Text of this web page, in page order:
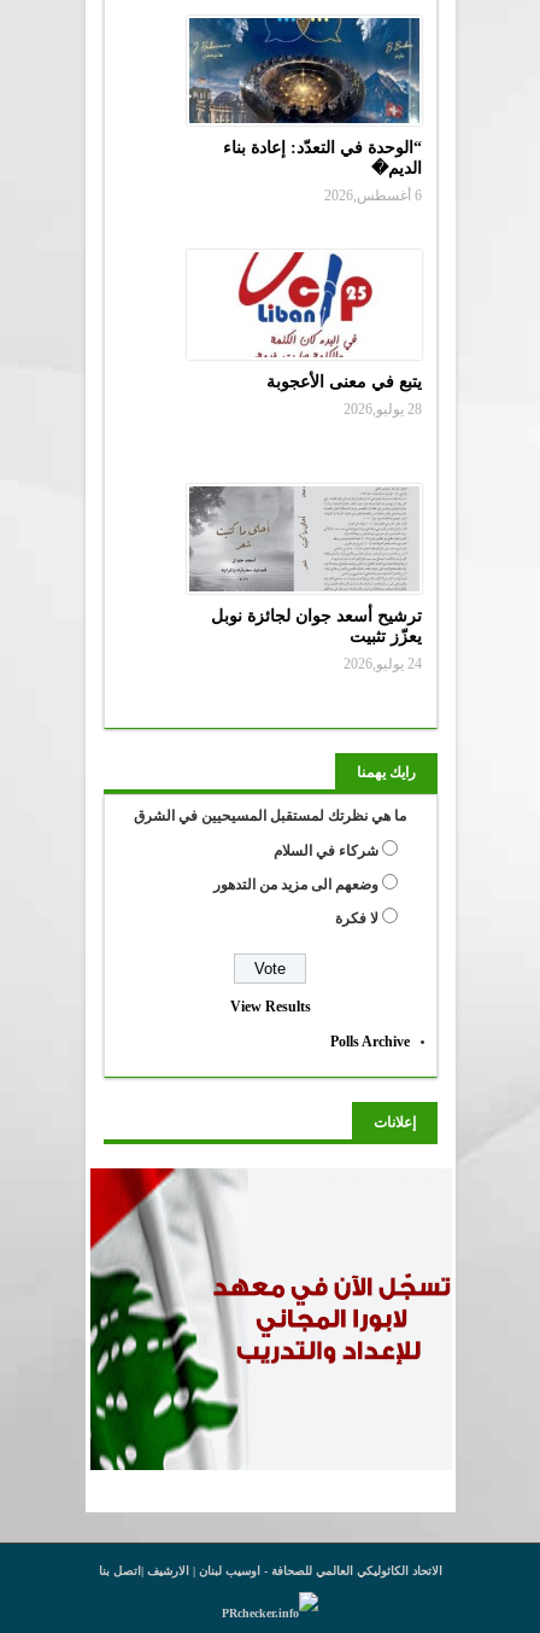
“الوحدة في التعدّد: إعادة بناء
الديم�
6 أغسطس,2026
يتبع في معنى الأعجوبة
28 يوليو,2026
ترشيح أسعد جوان لجائزة نوبل
يعزّز تثبيت
24 يوليو,2026
رايك يهمنا
ما هي نظرتك لمستقبل المسيحيين في الشرق
شركاء في السلام
وضعهم الى مزيد من التدهور
لا فكرة
View Results
Polls Archive
إعلانات
الاتحاد الكاثوليكي العالمي للصحافة - اوسيب لبنان | الارشيف | اتصل بنا